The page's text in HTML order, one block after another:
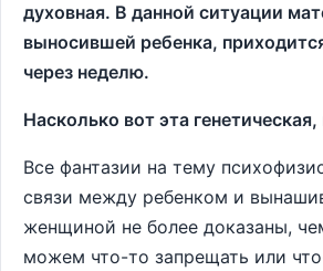
духовная. В данной ситуации
выносившей ребенка,
через неделю.
Насколько вот эта
Все фантазии на тему
связи между ребенком и
женщиной не более доказаны,
можем что-то запрещать или